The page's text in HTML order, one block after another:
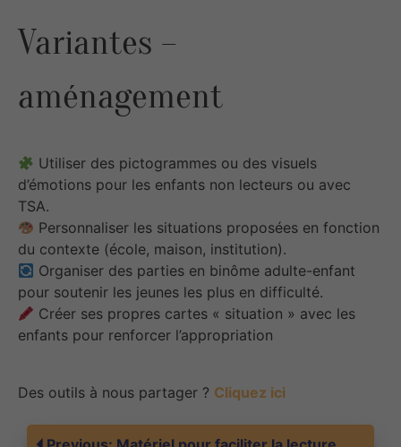
Variantes –
aménagement
Utiliser des pictogrammes ou des visuels
d’émotions pour les enfants non lecteurs ou avec
TSA.
Personnaliser les situations proposées en fonction
du contexte (école, maison, institution).
Organiser des parties en binôme adulte-enfant
pour soutenir les jeunes les plus en difficulté.
Créer ses propres cartes « situation » avec les
enfants pour renforcer l’appropriation
Des outils à nous partager ? Cliquez ici